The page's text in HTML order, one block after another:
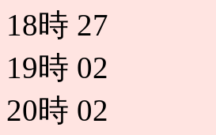
18時 27
19時 02
20時 02